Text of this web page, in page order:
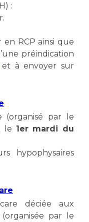
l’AP-HM
:
RCP ainsi que
préindication
et à envoyer sur
(organisé par le
le 1er mardi du
hypophysaires
déciée aux
par le